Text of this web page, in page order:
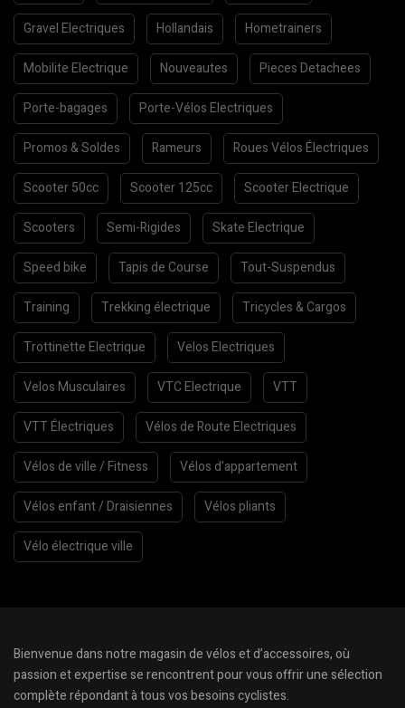
Gravel Electriques Hollandais Hometrainers
Mobilite Electrique Nouveautes Pieces Detachees
Porte-bagages Porte-Vélos Electriques
Promos & Soldes Rameurs Roues Vélos Électriques
Scooter 50cc Scooter 125cc Scooter Electrique
Scooters Semi-Rigides Skate Electrique
Speed bike Tapis de Course Tout-Suspendus
Training Trekking électrique Tricycles & Cargos
Trottinette Electrique Velos Electriques
Velos Musculaires VTC Electrique VTT
VTT Électriques Vélos de Route Electriques
Vélos de ville / Fitness Vélos d’appartement
Vélos enfant / Draisiennes Vélos pliants
Vélo électrique ville
Bienvenue dans notre magasin de vélos et d’accessoires, où
passion et expertise se rencontrent pour vous offrir une sélection
complète répondant à tous vos besoins cyclistes.